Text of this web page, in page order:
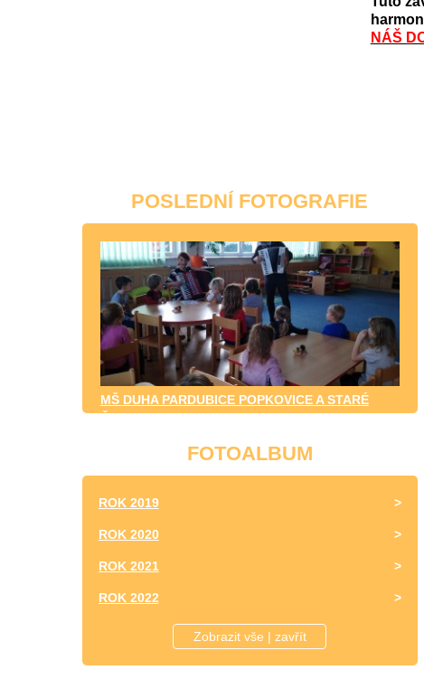
NÁŠ
POSLEDNÍ FOTOGRAFIE
MŠ DUHA PARDUBICE POPKOVICE A STARÉ
ČIVICE
FOTOALBUM
ROK 2019
ROK 2020
ROK 2021
ROK 2022
Zobrazit vše | zavřít